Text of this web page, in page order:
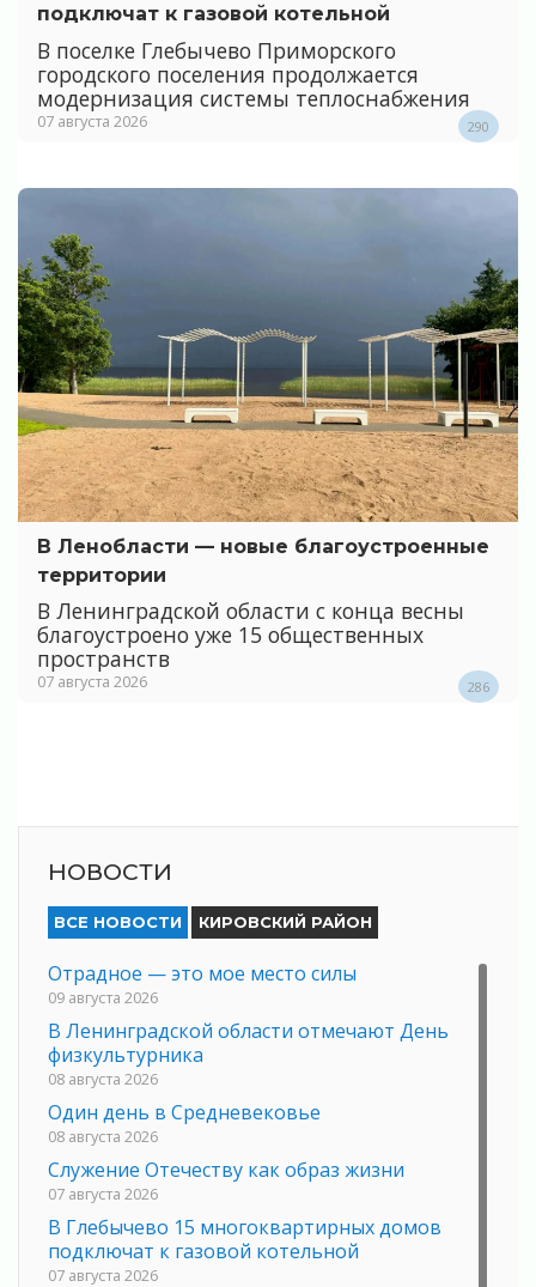
подключат к газовой котельной
В поселке Глебычево Приморского
городского поселения продолжается
модернизация системы теплоснабжения
07 августа 2026 290
В Ленобласти — новые благоустроенные
территории
В Ленинградской области с конца весны
благоустроено уже 15 общественных
пространств
07 августа 2026 286
НОВОСТИ
ВСЕ НОВОСТИ КИРОВСКИЙ РАЙОН
Отрадное — это мое место силы
09 августа 2026
В Ленинградской области отмечают День
физкультурника
08 августа 2026
Один день в Средневековье
08 августа 2026
Служение Отечеству как образ жизни
07 августа 2026
В Глебычево 15 многоквартирных домов
подключат к газовой котельной
07 августа 2026